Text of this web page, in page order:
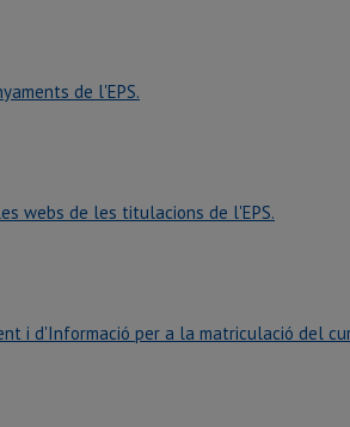
de l'EPS.
webs de les titulacions de l'EPS.
i d'Informació per a la matriculació del